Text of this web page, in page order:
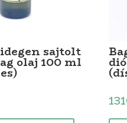
sajtolt
olaj 100 ml